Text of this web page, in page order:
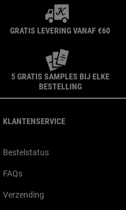
GRATIS LEVERING VANAF €60
5 GRATIS SAMPLES BIJ ELKE
BESTELLING
KLANTENSERVICE
Bestelstatus
FAQs
Verzending